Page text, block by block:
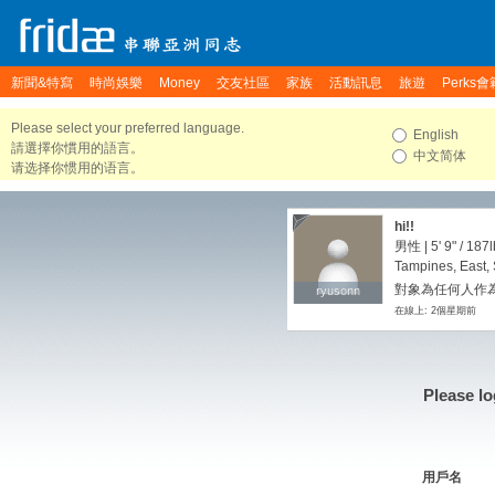
新聞&特寫 時尚娛樂 Money 交友社區 家族 活動訊息 旅遊 Perks會
Please select your preferred language.
請選擇你慣用的語言。
请选择你惯用的语言。
English
中文简体
ryusonn
ryusonn
hi!!
男性 | 5' 9" /
Tampines, East,
對象為任何人作
在線上: 2個星期前
Please
用戶名